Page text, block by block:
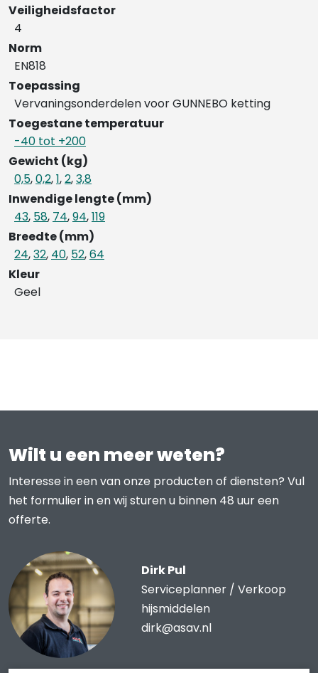
Veiligheidsfactor
4
Norm
EN818
Toepassing
Vervaningsonderdelen voor GUNNEBO ketting
Toegestane temperatuur
-40 tot +200
Gewicht (kg)
0,5,0,2,1,2,3,8
Inwendige lengte (mm)
43, 58, 74,94,119
Breedte (mm)
24,32, 40, 52,64
Kleur
Geel
Wilt u een meer weten?
Interesse in een van onze producten of diensten? Vul
het formulier in en wij sturen u binnen 48 uur een
offerte.
Dirk Pul
Serviceplanner / Verkoop
hijsmiddelen
dirk@asav.nl